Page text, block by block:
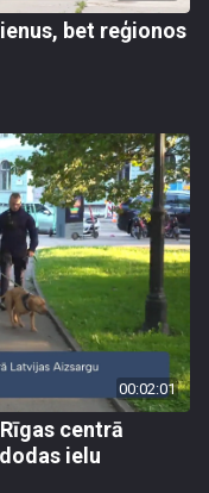
bet reģionos
00:02:01
centrā
ielu